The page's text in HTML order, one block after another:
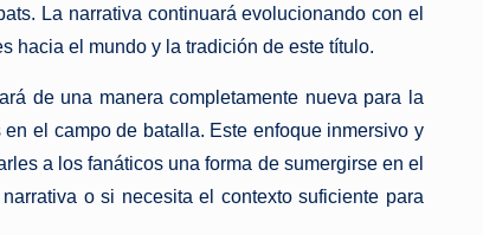
La narrativa continuará evolucionando con el
hacia el mundo y la tradición de este título.
de una manera completamente nueva para la
el campo de batalla. Este enfoque inmersivo y
a los fanáticos una forma de sumergirse en el
o si necesita el contexto suficiente para